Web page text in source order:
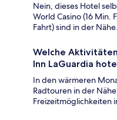
Nein, dieses Hotel
World Casino (16 Min.
Fahrt) sind in der Nähe.
Welche
Inn LaGuardia
In den wärmeren
Radtouren in der
Freizeitmöglichkeiten